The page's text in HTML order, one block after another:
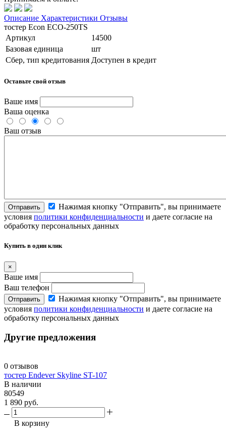
Описание Характеристики Отзывы
тостер Econ ECO-250TS
Артикул
14500
Базовая единица
шт
Сбер, тип кредитования Доступен в кредит
Оставьте свой отзыв
Ваше имя
Ваша оценка
Ваш отзыв
Отправить
Нажимая кнопку "Отправить", вы принимаете
условия политики конфиденциальности и даете согласие на
обработку персональных данных
Купить в один клик
×
Ваше имя
Ваш телефон
Отправить
Нажимая кнопку "Отправить", вы принимаете
условия политики конфиденциальности и даете согласие на
обработку персональных данных
Другие предложения
0 отзывов
тостер Endever Skyline ST-107
В наличии
80549
1 890 руб.
В корзину